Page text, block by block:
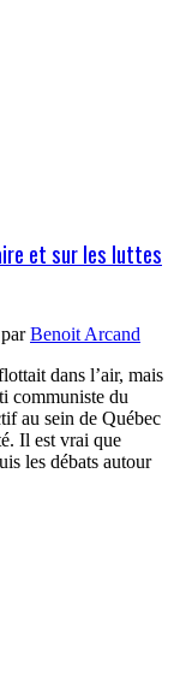
et sur les luttes
parBenoit Arcand
dans l’air, mais
communiste du
au sein de Québec
Il est vrai que
les débats autour